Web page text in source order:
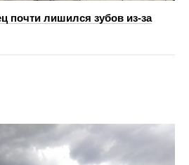
почти лишился зубов из-за